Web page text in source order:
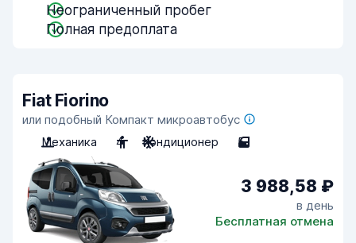
Неограниченный пробег
Полная предоплата
Fiat Fiorino
или подобный Компакт микроавтобус
Механика
4 Кондиционер 5
3 988,58 ₽
в день
Бесплатная отмена